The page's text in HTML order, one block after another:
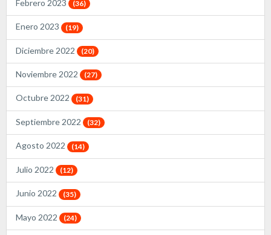
Febrero 2023 (36)
Enero 2023 (19)
Diciembre 2022 (20)
Noviembre 2022 (27)
Octubre 2022 (31)
Septiembre 2022 (32)
Agosto 2022 (14)
Julio 2022 (12)
Junio 2022 (35)
Mayo 2022 (24)